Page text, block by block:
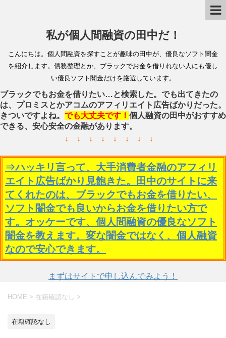
私が個人間融資の田中だ！
こんにちは。個人間融資を探すことが趣味の田中が、優良なソフト闇金
を紹介します。債務整理とか、ブラックでお金を借りれない人にも優し
い優良ソフト闇金だけを厳選しています。
ブラックでもお金を借りたい…と検索した。でも出てきたの
は、プロミスとかアコムのアフィリエイト広告ばかりだった。
きついですよね。 でも大丈夫です！ 個人融資の田中がおすすめ
できる、安心安全の金融があります。
↓ ↓ ↓ ↓ ↓ ↓ ↓ ↓
⇒ハッキリ言って、大手消費者金融のアフィリ
エイト広告ばかり見飽きた。田中のサイトに来
てくれたのは、ブラックでもお金を借りたい、
ソフト闇金でも良いからお金を借りたい方で
す。オッケーです、個人間融資の優良なソフト
闇金を教えます。変な闇金ではなく、個人融資
なので安心できます。
まずはサイトで申し込んでみよう！
HOME > 在籍確認なし >
在籍確認なし